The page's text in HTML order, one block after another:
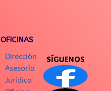
OFICINAS
Dirección
Asesoría
Jurídica
SÍGUENOS